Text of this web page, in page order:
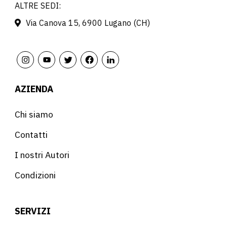
ALTRE SEDI:
Via Canova 15, 6900 Lugano (CH)
AZIENDA
Chi siamo
Contatti
I nostri Autori
Condizioni
SERVIZI